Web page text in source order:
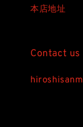
本店地址
Contact us